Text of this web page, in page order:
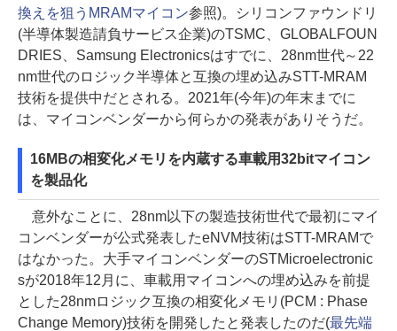
換えを狙うMRAMマイコン参照)。シリコンファウンドリ
(半導体製造請負サービス企業)のTSMC、GLOBALFOUN
DRIES、Samsung Electronicsはすでに、28nm世代～22
nm世代のロジック半導体と互換の埋め込みSTT-MRAM
技術を提供中だとされる。2021年(今年)の年末までに
は、マイコンベンダーから何らかの発表がありそうだ。
16MBの相変化メモリを内蔵する車載用32bitマイコン
を製品化
意外なことに、28nm以下の製造技術世代で最初にマイ
コンベンダーが公式発表したeNVM技術はSTT-MRAMで
はなかった。大手マイコンベンダーのSTMicroelectronic
sが2018年12月に、車載用マイコンへの埋め込みを前提
とした28nmロジック互換の相変化メモリ(PCM : Phase
Change Memory)技術を開発したと発表したのだ(最先端